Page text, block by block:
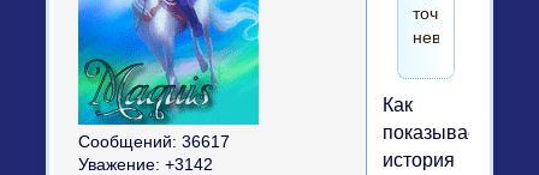
Сообщений: 36617
Уважение: +3142
точка
невозврата,
Как
показывает
история